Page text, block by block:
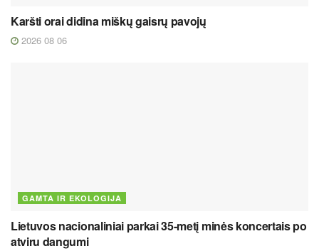
Karšti orai didina miškų gaisrų pavojų
2026 08 06
GAMTA IR EKOLOGIJA
Lietuvos nacionaliniai parkai 35-metį minės koncertais po
atviru dangumi